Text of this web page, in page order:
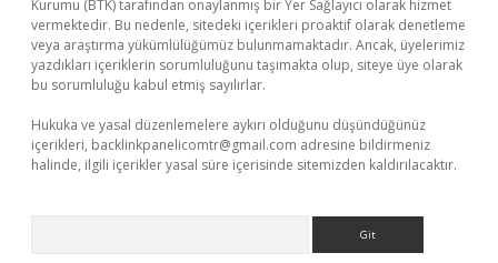
Kurumu (BTK) tarafından onaylanmış bir Yer Sağlayıcı olarak hizmet
vermektedir. Bu nedenle, sitedeki içerikleri proaktif olarak denetleme
veya araştırma yükümlülüğümüz bulunmamaktadır. Ancak, üyelerimiz
yazdıkları içeriklerin sorumluluğunu taşımakta olup, siteye üye olarak
bu sorumluluğu kabul etmiş sayılırlar.
Hukuka ve yasal düzenlemelere aykırı olduğunu düşündüğünüz
içerikleri, backlinkpanelicomtr@gmail.com adresine bildirmeniz
halinde, ilgili içerikler yasal süre içerisinde sitemizden kaldırılacaktır.